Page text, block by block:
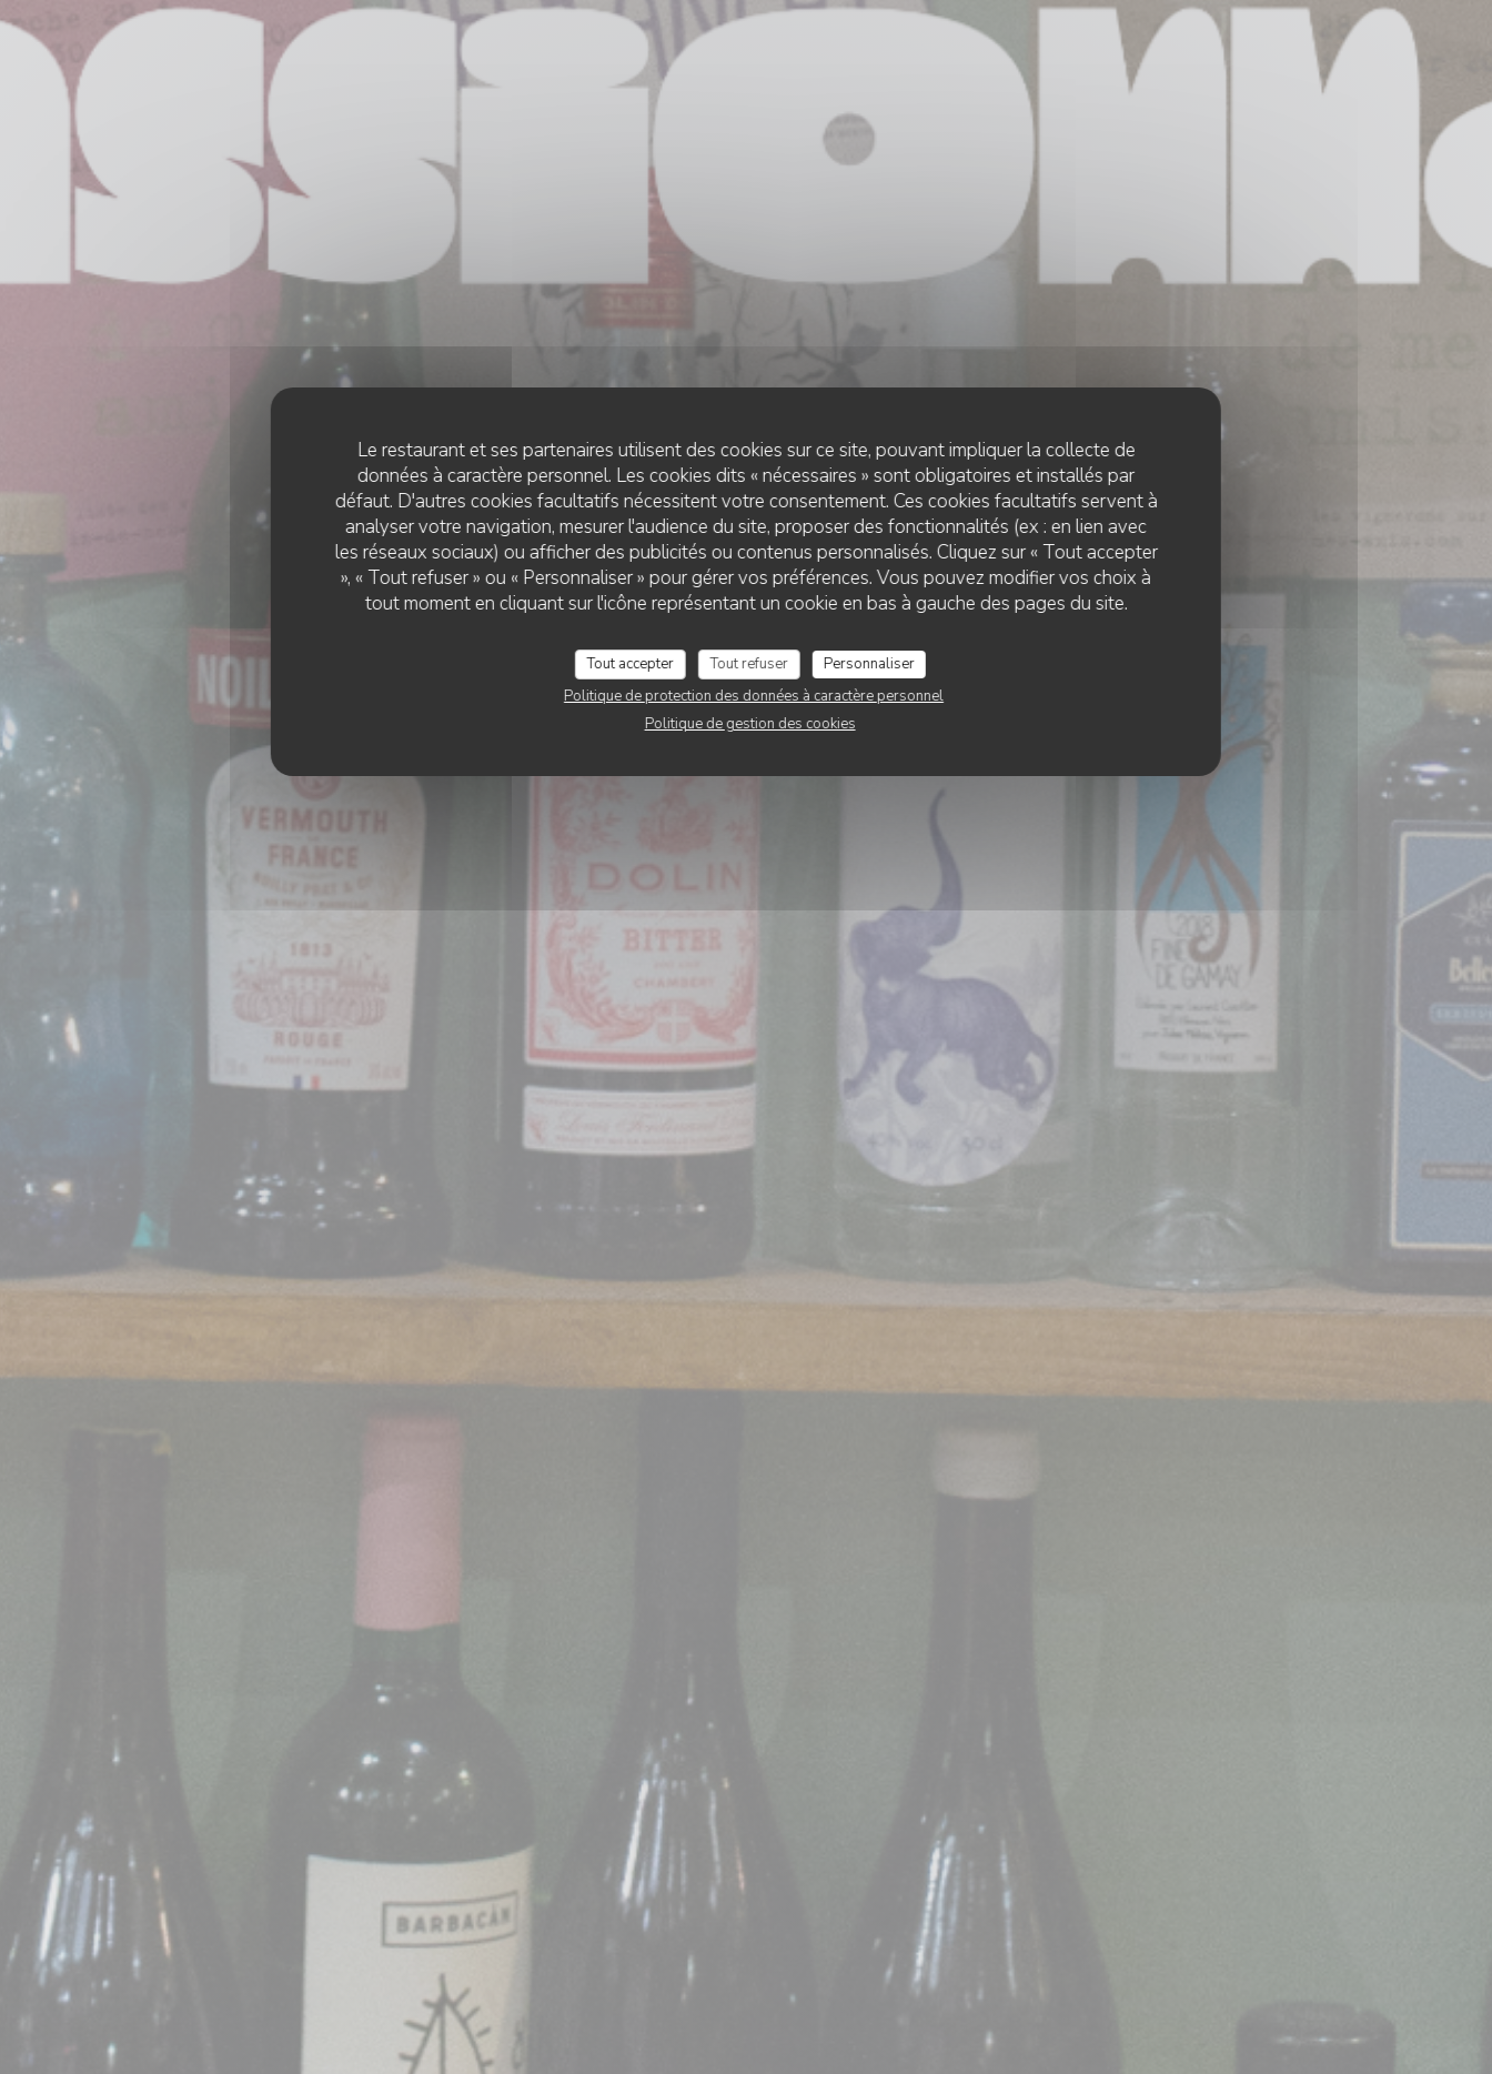
Le restaurant et ses partenaires utilisent des cookies sur ce site, pouvant impliquer la collecte de
données à caractère personnel. Les cookies dits « nécessaires » sont obligatoires et installés par
défaut. D'autres cookies facultatifs nécessitent votre consentement. Ces cookies facultatifs servent à
analyser votre navigation, mesurer l'audience du site, proposer des fonctionnalités (ex : en lien avec
les réseaux sociaux) ou afficher des publicités ou contenus personnalisés. Cliquez sur « Tout accepter
», « Tout refuser » ou « Personnaliser » pour gérer vos préférences. Vous pouvez modifier vos choix à
tout moment en cliquant sur l'icône représentant un cookie en bas à gauche des pages du site.
Tout accepter Tout refuser
Personnaliser
Politique de protection des données à caractère personnel
Politique de gestion des cookies
PRODUITS SELECTIONNÉS• TOULOUSE
LES PASSIONNÉS
RÉSERVER